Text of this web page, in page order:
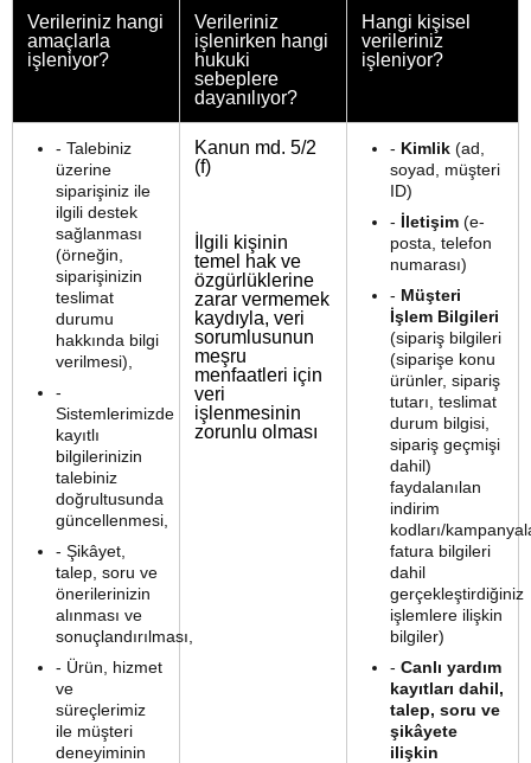
Verileriniz hangi
amaçlarla
işleniyor?
Verileriniz
işlenirken hangi
hukuki
sebeplere
dayanılıyor?
Hangi kişisel
verileriniz
işleniyor?
- Talebiniz
üzerine
siparişiniz ile
ilgili destek
sağlanması
(örneğin,
siparişinizin
teslimat
durumu
hakkında bilgi
verilmesi),
-
Sistemlerimizde
kayıtlı
bilgilerinizin
talebiniz
doğrultusunda
güncellenmesi,
- Şikâyet,
talep, soru ve
önerilerinizin
alınması ve
sonuçlandırılması,
- Ürün, hizmet
ve
süreçlerimiz
ile müşteri
deneyiminin
Kanun md. 5/2
(f)
İlgili kişinin
temel hak ve
özgürlüklerine
zarar vermemek
kaydıyla, veri
sorumlusunun
meşru
menfaatleri için
veri
işlenmesinin
zorunlu olması
- Kimlik (ad,
soyad, müşteri
ID)
- İletişim (e-
posta, telefon
numarası)
- Müşteri
İşlem Bilgileri
(sipariş bilgileri
(siparişe konu
ürünler, sipariş
tutarı, teslimat
durum bilgisi,
sipariş geçmişi
dahil)
faydalanılan
indirim
kodları/
fatura bilgileri
dahil
gerçekleştirdiğiniz
işlemlere ilişkin
bilgiler)
- Canlı yardım
kayıtları dahil,
talep, soru ve
şikâyete
ilişkin